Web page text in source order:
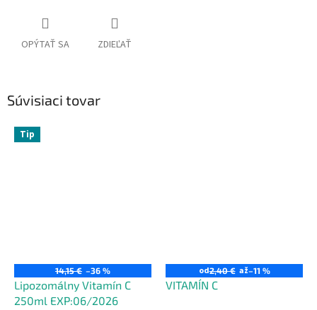
OPÝTAŤ SA ZDIEĽAŤ
Súvisiaci tovar
Tip
14,15 € –36 %
Lipozomálny Vitamín C
250ml EXP:06/2026
od2,40 € až–11 %
VITAMÍN C